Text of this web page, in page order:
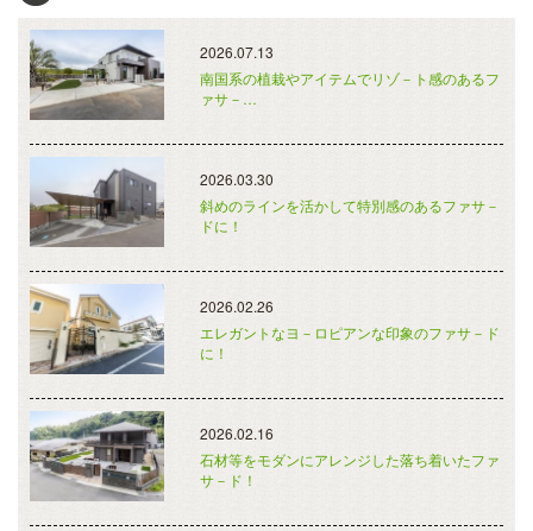
2026.07.13
南国系の植栽やアイテムでリゾ－ト感のあるフ
ァサ－…
2026.03.30
斜めのラインを活かして特別感のあるファサ－
ドに！
2026.02.26
エレガントなヨ－ロピアンな印象のファサ－ド
に！
2026.02.16
石材等をモダンにアレンジした落ち着いたファ
サ－ド！